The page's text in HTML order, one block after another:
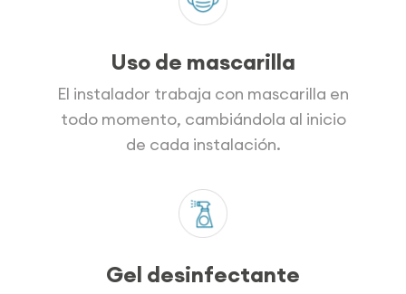
Uso de mascarilla
El instalador trabaja con mascarilla en
todo momento, cambiándola al inicio
de cada instalación.
Gel desinfectante